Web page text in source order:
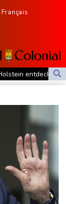
Français
entdeckt
in Nordrhein-
ein
legt im Juni
von Traktor
wieder auf